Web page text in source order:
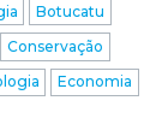
Botucatu
Conservação
Economia